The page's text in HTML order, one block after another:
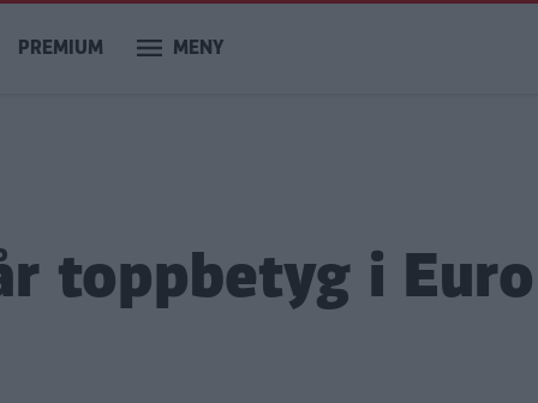
PREMIUM MENY
toppbetyg i Euro